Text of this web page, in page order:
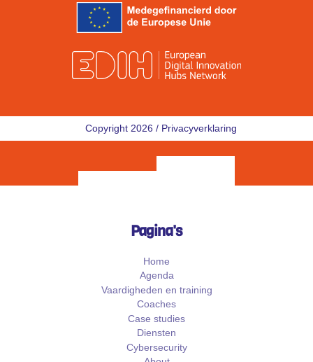
Copyright 2026 / Privacyverklaring
Pagina's
Home
Agenda
Vaardigheden en training
Coaches
Case studies
Diensten
Cybersecurity